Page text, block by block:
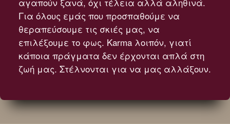
Για όλους εμάς που προσπαθούμε να
θεραπεύσουμε τις σκιές μας, να
επιλέξουμε το φως. Karma λοιπόν, γιατί
κάποια πράγματα δεν έρχονται απλά στη
ζωή μας. Στέλνονται για να μας αλλάξουν.